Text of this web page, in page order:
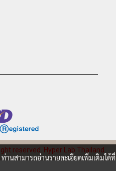
reserved. Hyper Lab Thailand
านสามารถอ่านรายละเอียดเพิ่มเติมได้ที่